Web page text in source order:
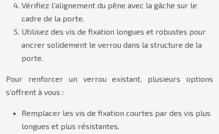
Vérifiez l’alignement du pêne avec la gâche sur le
cadre de la porte.
Utilisez des vis de fixation longues et robustes pour
ancrer solidement le verrou dans la structure de la
porte.
Pour renforcer un verrou existant, plusieurs options
s’offrent à vous :
Remplacer les vis de fixation courtes par des vis plus
longues et plus résistantes.